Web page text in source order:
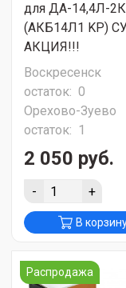
для ДА-14,4Л-2К
(АКБ14Л1 KP)
АКЦИЯ!!!
Воскресенск
остаток: 0
Орехово-Зуево
остаток: 1
2 050 руб.
- +
В
Распродажа